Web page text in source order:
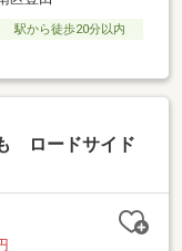
駅から徒歩20分以内
ロードサイド